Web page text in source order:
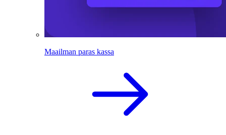
Maailman paras kassa